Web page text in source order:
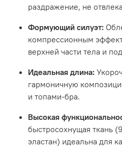
раздражение, не
Формующий силуэт:
компрессионным
верхней части тела и
Идеальная длина:
гармоничную
и топами-бра.
Высокая
быстросохнущая ткань
эластан) идеальна для